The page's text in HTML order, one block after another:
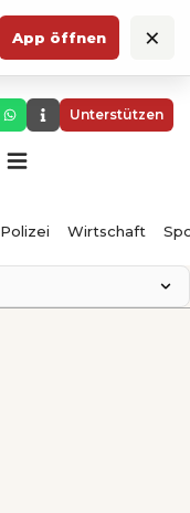
App öffnen ×
Unterstützen
Polizei Wirtschaft